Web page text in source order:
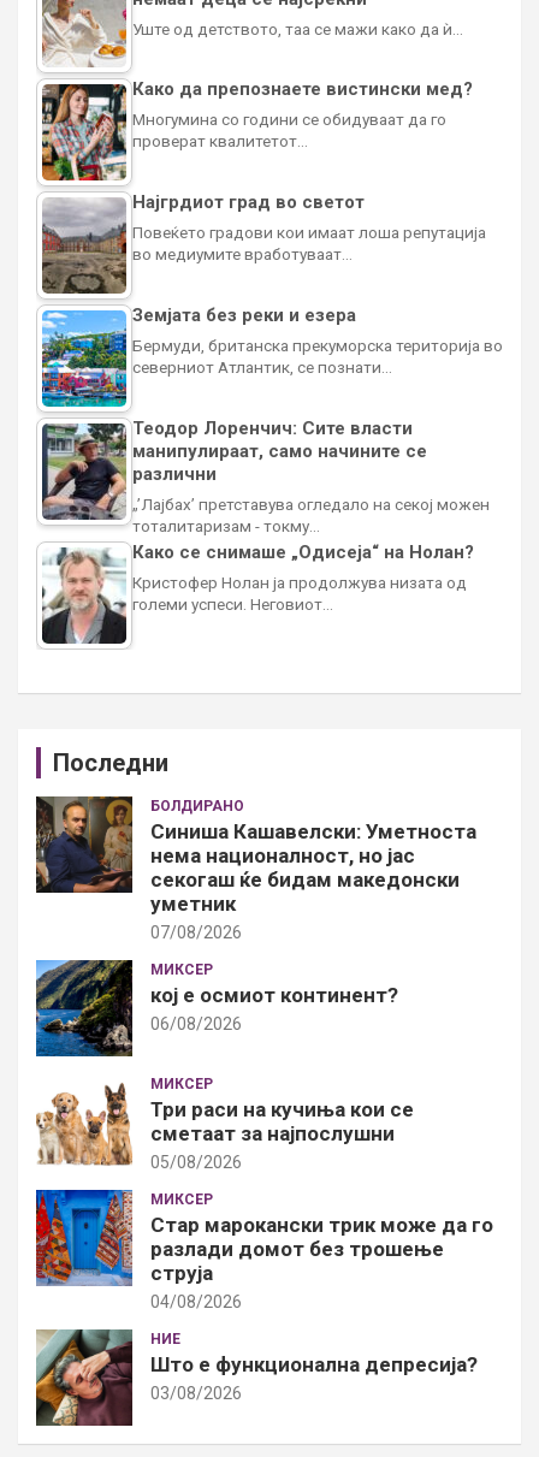
Уште од детството, таа се мажи како да ѝ…
Како да препознаете вистински мед?
Многумина со години се обидуваат да го
проверат квалитетот…
Најгрдиот град во светот
Повеќето градови кои имаат лоша репутација
во медиумите вработуваат…
Земјата без реки и езера
Бермуди, британска прекуморска територија во
северниот Атлантик, се познати…
Теодор Лоренчич: Сите власти
манипулираат, само начините се
различни
„’Лајбах’ претставува огледало на секој можен
тоталитаризам - токму…
Како се снимаше „Одисеја“ на Нолан?
Кристофер Нолан ја продолжува низата од
големи успеси. Неговиот…
Последни
БОЛДИРАНО
Синиша Кашавелски: Уметноста
нема националност, но јас
секогаш ќе бидам македонски
уметник
07/08/2026
МИКСЕР
кој е осмиот континент?
06/08/2026
МИКСЕР
Три раси на кучиња кои се
сметаат за најпослушни
05/08/2026
МИКСЕР
Стар марокански трик може да го
разлади домот без трошење
струја
04/08/2026
НИЕ
Што е функционална депресија?
03/08/2026